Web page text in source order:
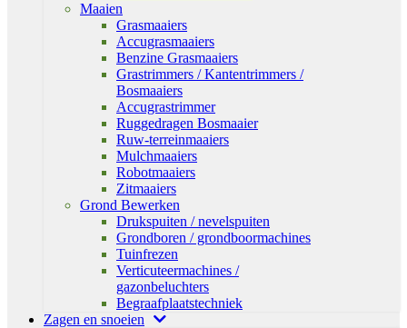
Maaien
Grasmaaiers
Accugrasmaaiers
Benzine Grasmaaiers
Grastrimmers / Kantentrimmers /
Bosmaaiers
Accugrastrimmer
Ruggedragen Bosmaaier
Ruw-terreinmaaiers
Mulchmaaiers
Robotmaaiers
Zitmaaiers
Grond Bewerken
Drukspuiten / nevelspuiten
Grondboren / grondboormachines
Tuinfrezen
Verticuteermachines /
gazonbeluchters
Begraafplaatstechniek
Zagen en snoeien